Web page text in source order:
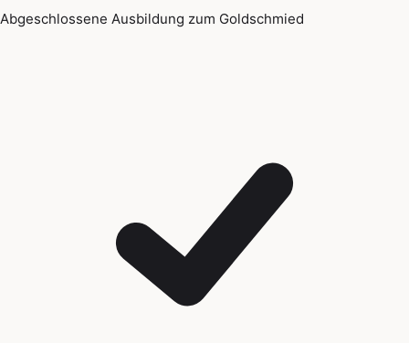
Abgeschlossene Ausbildung zum Goldschmied